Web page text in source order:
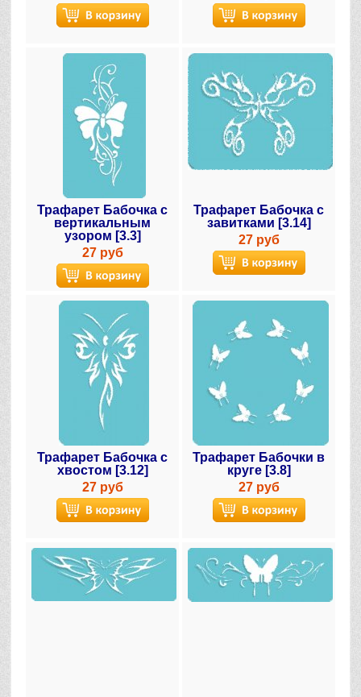
Трафарет Бабочка с
вертикальным
узором [3.3]
27 руб
Трафарет Бабочка с
завитками [3.14]
27 руб
Трафарет Бабочка с
хвостом [3.12]
27 руб
Трафарет Бабочки в
круге [3.8]
27 руб